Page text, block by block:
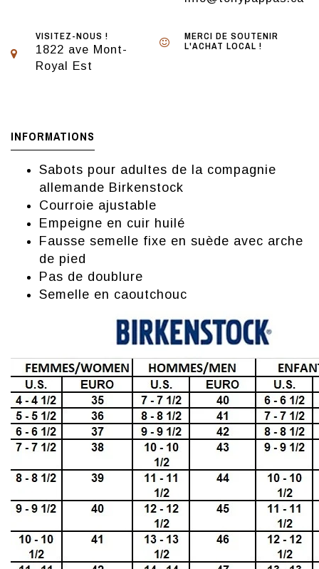
VISITEZ-NOUS !
1822 ave Mont-
Royal Est
MERCI DE SOUTENIR
L'ACHAT LOCAL !
INFORMATIONS
Sabots pour adultes de la compagnie
allemande Birkenstock
Courroie ajustable
Empeigne en cuir huilé
Fausse semelle fixe en suède avec arche
de pied
Pas de doublure
Semelle en caoutchouc